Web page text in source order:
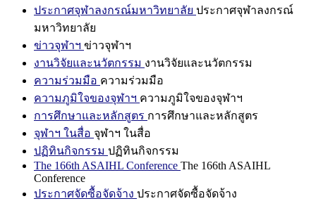
ประกาศจุฬาลงกรณ์มหาวิทยาลัย ประกาศจุฬาลงกรณ์
มหาวิทยาลัย
ข่าวจุฬาฯ ข่าวจุฬาฯ
งานวิจัยและนวัตกรรม งานวิจัยและนวัตกรรม
ความร่วมมือ ความร่วมมือ
ความภูมิใจของจุฬาฯ ความภูมิใจของจุฬาฯ
การศึกษาและหลักสูตร การศึกษาและหลักสูตร
จุฬาฯ ในสื่อ จุฬาฯ ในสื่อ
ปฏิทินกิจกรรม ปฏิทินกิจกรรม
The 166th ASAIHL Conference The 166th ASAIHL
Conference
ประกาศจัดซื้อจัดจ้าง ประกาศจัดซื้อจัดจ้าง